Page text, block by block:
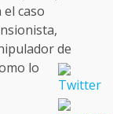
caso
de
lo